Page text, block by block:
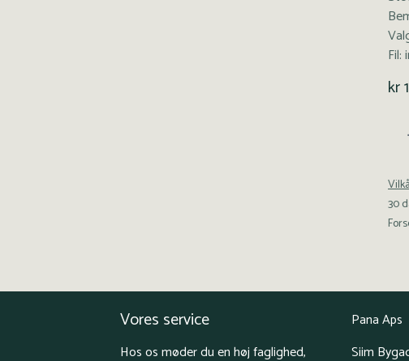
Fil:
kr
30
Vores service
Hos os møder du en høj faglighed,
Pana Aps
Siim